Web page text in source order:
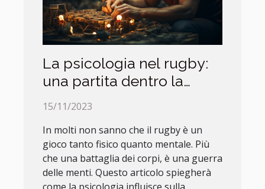
La psicologia nel rugby:
una partita dentro la
mente
15/11/2023
In molti non sanno che il rugby è un
gioco tanto fisico quanto mentale. Più
che una battaglia dei corpi, è una guerra
delle menti. Questo articolo spiegherà